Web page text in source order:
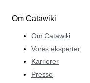
Om Catawiki
Om Catawiki
Vores eksperter
Karrierer
Presse